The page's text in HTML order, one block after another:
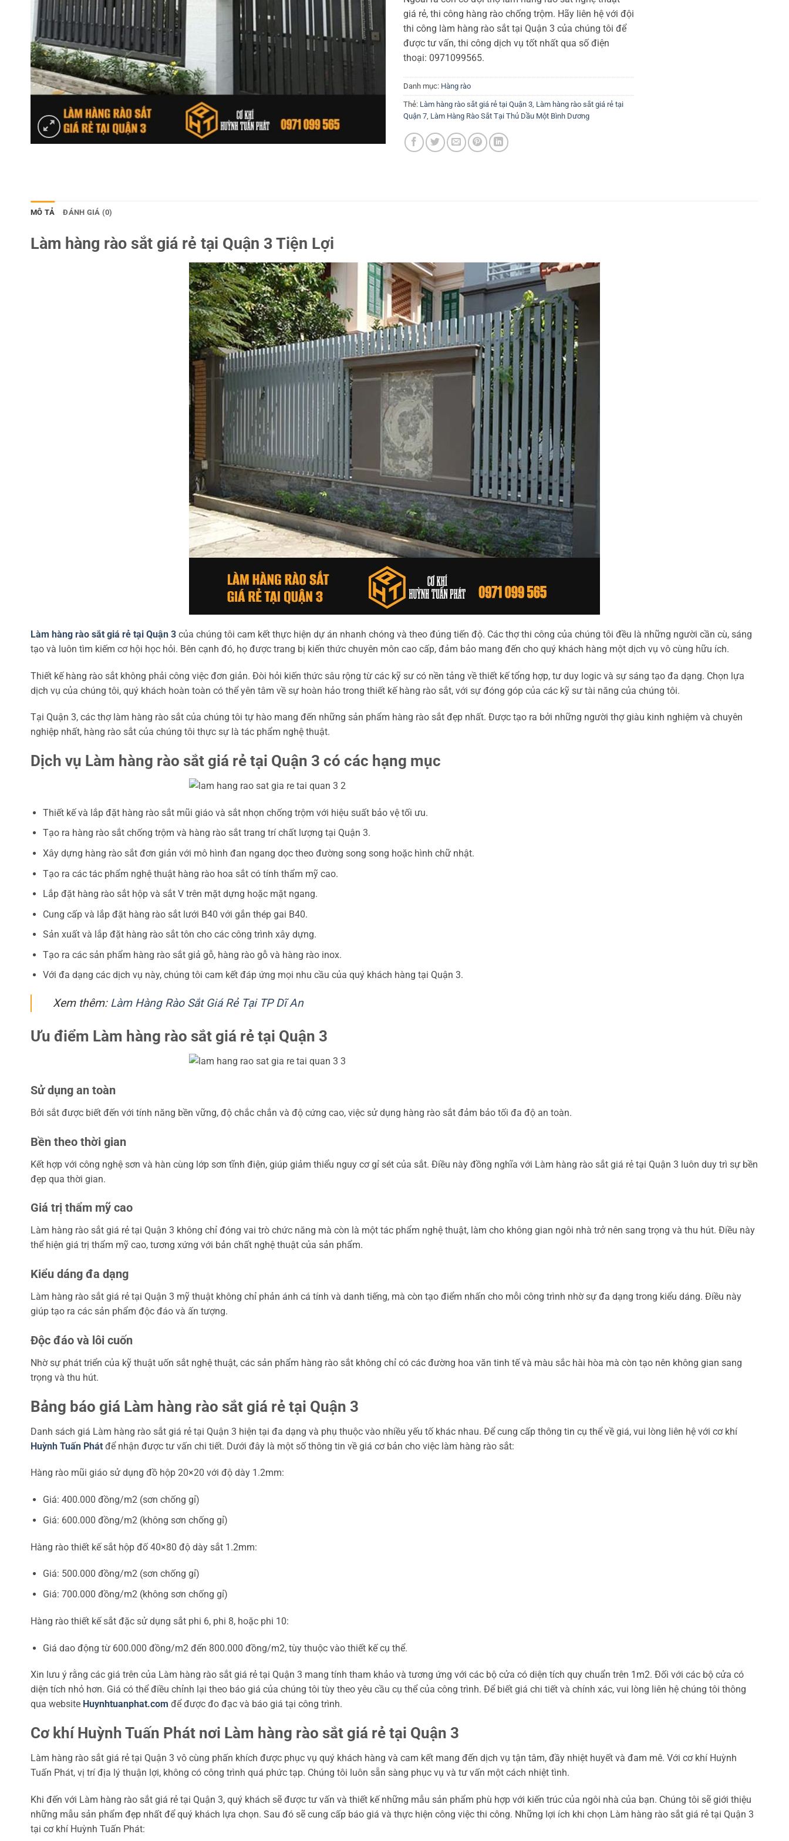
giá rẻ, thi công hàng rào chống trộm. Hãy liên hệ với đội
thi công làm hàng rào sắt tại Quận 3 của chúng tôi để
được tư vấn, thi công dịch vụ tốt nhất qua số điện
thoại: 0971099565.
Danh mục: Hàng rào
Thẻ: Làm hàng rào sắt giá rẻ tại Quận 3, Làm hàng rào sắt giá rẻ tại
Quận 7, Làm Hàng Rào Sắt Tại Thủ Dầu Một Bình Dương
MÔ TẢ ĐÁNH GIÁ (0)
Làm hàng rào sắt giá rẻ tại Quận 3 Tiện Lợi
Làm hàng rào sắt giá rẻ tại Quận 3 của chúng tôi cam kết thực hiện dự án nhanh chóng và theo đúng tiến độ. Các thợ thi công của chúng tôi đều là những người cần cù, sáng
tạo và luôn tìm kiếm cơ hội học hỏi. Bên cạnh đó, họ được trang bị kiến thức chuyên môn cao cấp, đảm bảo mang đến cho quý khách hàng một dịch vụ vô cùng hữu ích.
Thiết kế hàng rào sắt không phải công việc đơn giản. Đòi hỏi kiến thức sâu rộng từ các kỹ sư có nền tảng về thiết kế tổng hợp, tư duy logic và sự sáng tạo đa dạng. Chọn lựa
dịch vụ của chúng tôi, quý khách hoàn toàn có thể yên tâm về sự hoàn hảo trong thiết kế hàng rào sắt, với sự đóng góp của các kỹ sư tài năng của chúng tôi.
Tại Quận 3, các thợ làm hàng rào sắt của chúng tôi tự hào mang đến những sản phẩm hàng rào sắt đẹp nhất. Được tạo ra bởi những người thợ giàu kinh nghiệm và chuyên
nghiệp nhất, hàng rào sắt của chúng tôi thực sự là tác phẩm nghệ thuật.
Dịch vụ Làm hàng rào sắt giá rẻ tại Quận 3 có các hạng mục
Thiết kế và lắp đặt hàng rào sắt mũi giáo và sắt nhọn chống trộm với hiệu suất bảo vệ tối ưu.
Tạo ra hàng rào sắt chống trộm và hàng rào sắt trang trí chất lượng tại Quận 3.
Xây dựng hàng rào sắt đơn giản với mô hình đan ngang dọc theo đường song song hoặc hình chữ nhật.
Tạo ra các tác phẩm nghệ thuật hàng rào hoa sắt có tính thẩm mỹ cao.
Lắp đặt hàng rào sắt hộp và sắt V trên mặt dựng hoặc mặt ngang.
Cung cấp và lắp đặt hàng rào sắt lưới B40 với gắn thép gai B40.
Sản xuất và lắp đặt hàng rào sắt tôn cho các công trình xây dựng.
Tạo ra các sản phẩm hàng rào sắt giả gỗ, hàng rào gỗ và hàng rào inox.
Với đa dạng các dịch vụ này, chúng tôi cam kết đáp ứng mọi nhu cầu của quý khách hàng tại Quận 3.
Xem thêm: Làm Hàng Rào Sắt Giá Rẻ Tại TP Dĩ An
Ưu điểm Làm hàng rào sắt giá rẻ tại Quận 3
Sử dụng an toàn
Bởi sắt được biết đến với tính năng bền vững, độ chắc chắn và độ cứng cao, việc sử dụng hàng rào sắt đảm bảo tối đa độ an toàn.
Bền theo thời gian
Kết hợp với công nghệ sơn và hàn cùng lớp sơn tĩnh điện, giúp giảm thiểu nguy cơ gỉ sét của sắt. Điều này đồng nghĩa với Làm hàng rào sắt giá rẻ tại Quận 3 luôn duy trì sự bền
đẹp qua thời gian.
Giá trị thẩm mỹ cao
Làm hàng rào sắt giá rẻ tại Quận 3 không chỉ đóng vai trò chức năng mà còn là một tác phẩm nghệ thuật, làm cho không gian ngôi nhà trở nên sang trọng và thu hút. Điều này
thể hiện giá trị thẩm mỹ cao, tương xứng với bản chất nghệ thuật của sản phẩm.
Kiểu dáng đa dạng
Làm hàng rào sắt giá rẻ tại Quận 3 mỹ thuật không chỉ phản ánh cá tính và danh tiếng, mà còn tạo điểm nhấn cho mỗi công trình nhờ sự đa dạng trong kiểu dáng. Điều này
giúp tạo ra các sản phẩm độc đáo và ấn tượng.
Độc đáo và lôi cuốn
Nhờ sự phát triển của kỹ thuật uốn sắt nghệ thuật, các sản phẩm hàng rào sắt không chỉ có các đường hoa văn tinh tế và màu sắc hài hòa mà còn tạo nên không gian sang
trọng và thu hút.
Bảng báo giá Làm hàng rào sắt giá rẻ tại Quận 3
Danh sách giá Làm hàng rào sắt giá rẻ tại Quận 3 hiện tại đa dạng và phụ thuộc vào nhiều yếu tố khác nhau. Để cung cấp thông tin cụ thể về giá, vui lòng liên hệ với cơ khí
Huỳnh Tuấn Phát để nhận được tư vấn chi tiết. Dưới đây là một số thông tin về giá cơ bản cho việc làm hàng rào sắt:
Hàng rào mũi giáo sử dụng đồ hộp 20×20 với độ dày 1.2mm:
Giá: 400.000 đồng/m2 (sơn chống gỉ)
Giá: 600.000 đồng/m2 (không sơn chống gỉ)
Hàng rào thiết kế sắt hộp đố 40×80 độ dày sắt 1.2mm:
Giá: 500.000 đồng/m2 (sơn chống gỉ)
Giá: 700.000 đồng/m2 (không sơn chống gỉ)
Hàng rào thiết kế sắt đặc sử dụng sắt phi 6, phi 8, hoặc phi 10:
Giá dao động từ 600.000 đồng/m2 đến 800.000 đồng/m2, tùy thuộc vào thiết kế cụ thể.
Xin lưu ý rằng các giá trên của Làm hàng rào sắt giá rẻ tại Quận 3 mang tính tham khảo và tương ứng với các bộ cửa có diện tích quy chuẩn trên 1m2. Đối với các bộ cửa có
diện tích nhỏ hơn. Giá có thể điều chỉnh lại theo báo giá của chúng tôi tùy theo yêu cầu cụ thể của công trình. Để biết giá chi tiết và chính xác, vui lòng liên hệ chúng tôi thông
qua website Huynhtuanphat.com để được đo đạc và báo giá tại công trình.
Cơ khí Huỳnh Tuấn Phát nơi Làm hàng rào sắt giá rẻ tại Quận 3
Làm hàng rào sắt giá rẻ tại Quận 3 vô cùng phấn khích được phục vụ quý khách hàng và cam kết mang đến dịch vụ tận tâm, đầy nhiệt huyết và đam mê. Với cơ khí Huỳnh
Tuấn Phát, vị trí địa lý thuận lợi, không có công trình quá phức tạp. Chúng tôi luôn sẵn sàng phục vụ và tư vấn một cách nhiệt tình.
Khi đến với Làm hàng rào sắt giá rẻ tại Quận 3, quý khách sẽ được tư vấn và thiết kế những mẫu sản phẩm phù hợp với kiến trúc của ngôi nhà của bạn. Chúng tôi sẽ giới thiệu
những mẫu sản phẩm đẹp nhất để quý khách lựa chọn. Sau đó sẽ cung cấp báo giá và thực hiện công việc thi công. Những lợi ích khi chọn Làm hàng rào sắt giá rẻ tại Quận 3
tại cơ khí Huỳnh Tuấn Phát: